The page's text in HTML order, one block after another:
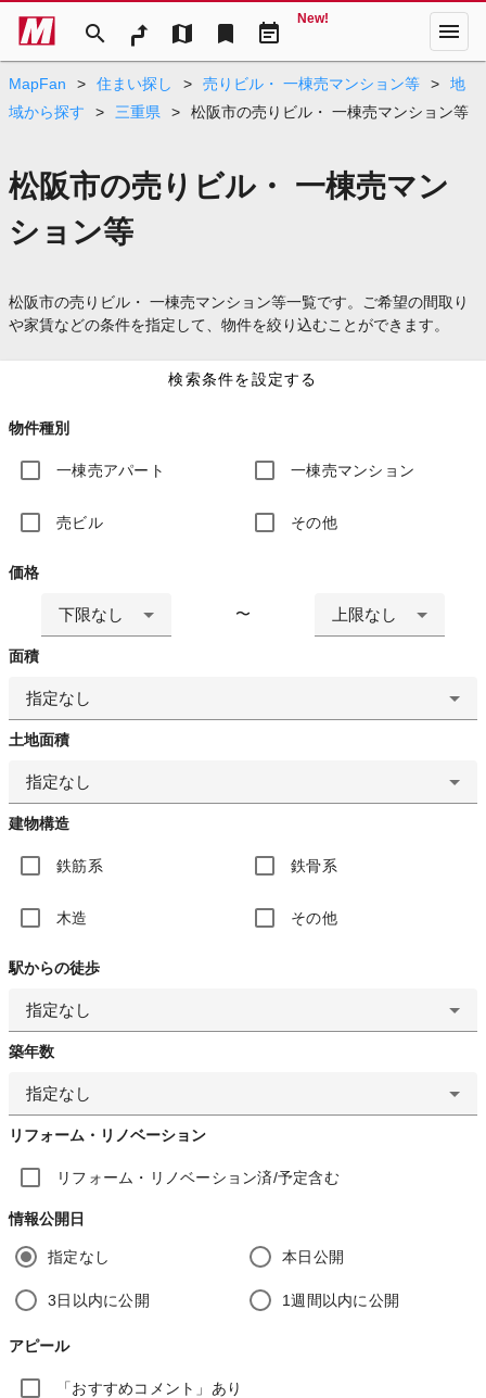
search map bookmark event_note
New! menu
MapFan > 住まい探し > 売りビル・ 一棟売マンション等 >
地
域から探す
> 三重県 > 松阪市の売りビル・ 一棟売マンション等
松阪市の売りビル・ 一棟売マン
ション等
松阪市の売りビル・ 一棟売マンション等一覧です。ご希望の間取り
や家賃などの条件を指定して、物件を絞り込むことができます。
検索条件を設定する
物件種別
一棟売アパート 一棟売マンション
売ビル その他
価格
下限なし 〜 上限なし
面積
指定なし
土地面積
指定なし
建物構造
鉄筋系 鉄骨系
木造 その他
駅からの徒歩
指定なし
築年数
指定なし
リフォーム・リノベーション
リフォーム・リノベーション済/予定含む
情報公開日
指定なし 本日公開
3日以内に公開 1週間以内に公開
アピール
「おすすめコメント」あり